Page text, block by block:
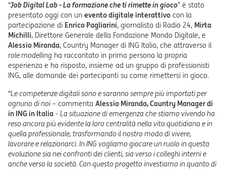
“Job Digital Lab - La formazione che ti rimette in gioco” è stato
presentato oggi con un evento digitale interattivo con la
partecipazione di Enrico Pagliarini, giornalista di Radio 24, Mirta
Michilli, Direttore Generale della Fondazione Mondo Digitale, e
Alessio Miranda, Country Manager di ING Italia, che attraverso il
role modelling ha raccontato in prima persona la propria
esperienza e ha risposto, insieme ad un gruppo di professionisti
ING, alle domande dei partecipanti su come rimettersi in gioco.
“Le competenze digitali sono e saranno sempre più importati per
ognuno di noi – commenta Alessio Miranda, Country Manager di
in ING in Italia - La situazione di emergenza che stiamo vivendo ha
reso ancora più evidente la loro centralità nella vita quotidiana e in
quella professionale, trasformando il nostro modo di vivere,
lavorare e relazionarci. In ING vogliamo giocare un ruolo in questa
evoluzione sia nei confronti dei clienti, sia verso i colleghi interni e
anche verso la società. Con questo progetto investiamo in quanto di